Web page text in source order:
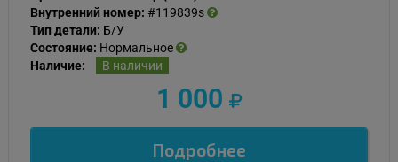
Внутренний номер: #119839s
Тип детали: Б/У
Состояние: Нормальное
Наличие:
В наличии
1 000
Подробнее